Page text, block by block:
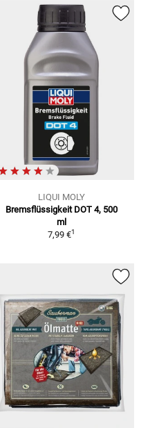
LIQUI MOLY
Bremsflüssigkeit DOT 4, 500
ml
7,99 €1